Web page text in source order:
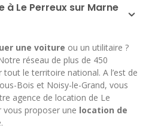
Le Perreux sur Marne
une voiture ou un utilitaire ?
réseau de plus de 450
le territoire national. A l’est de
Bois et Noisy-le-Grand, vous
agence de location de Le
vous proposer une location de